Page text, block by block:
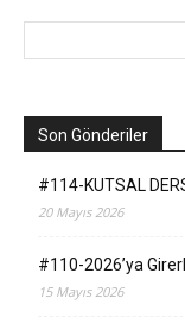
Son Gönderiler
#114-KUTSAL
20 Mayıs 2026
#110-2026’ya
15 Mayıs 2026